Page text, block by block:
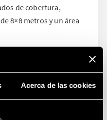
Acerca de las cookies
de cobertura,
8×8 metros y un área